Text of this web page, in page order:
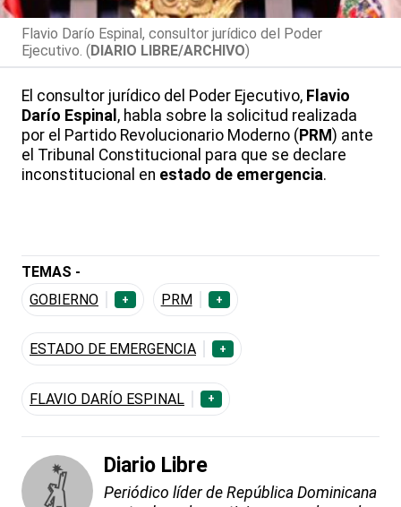
Flavio Darío Espinal, consultor jurídico del Poder
Ejecutivo. (DIARIO LIBRE/ARCHIVO)
El consultor jurídico del Poder Ejecutivo, Flavio
Darío Espinal , habla sobre la solicitud realizada
por el Partido Revolucionario Moderno ( PRM ) ante
el Tribunal Constitucional para que se declare
inconstitucional en estado de emergencia.
TEMAS -
GOBIERNO
+ PRM +
ESTADO DE EMERGENCIA +
FLAVIO DARÍO ESPINAL +
Diario Libre
Periódico líder de República Dominicana